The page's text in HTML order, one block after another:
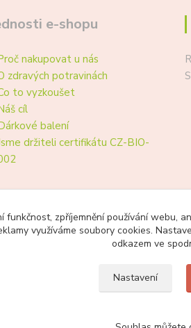
e-shopu
nakupovat u nás
zdravých potravinách
to vyzkoušet
cíl
balení
držiteli certifikátu CZ-BIO-
funkčnost, zpříjemnění používání webu,
využíváme soubory cookies.
odkazem ve
Nastavení